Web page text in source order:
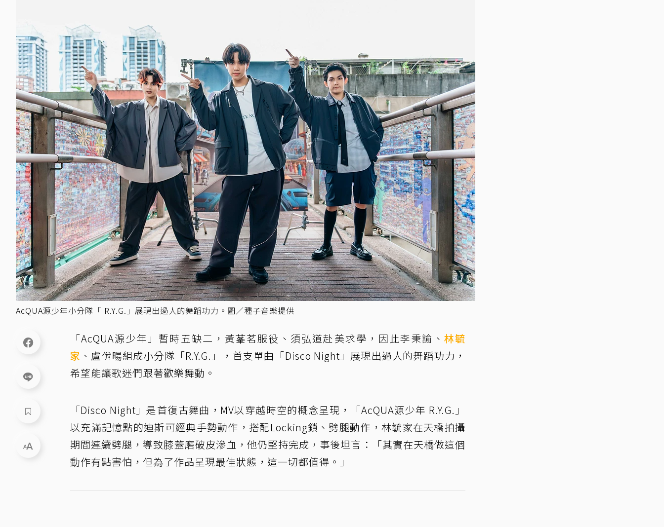
AcQUA源少年小分隊「 R.Y.G.」展現出過人的舞蹈功力。圖／種子音樂提供
「AcQUA源少年」暫時五缺二，黃莑茗服役、須弘道赴美求學，因此李秉諭、 林毓
家 、盧佾暘組成小分隊「R.Y.G.」，首支單曲「Disco Night」展現出過人的舞蹈功力，
希望能讓歌迷們跟著歡樂舞動。
「Disco Night」是首復古舞曲，MV以穿越時空的概念呈現，「AcQUA源少年 R.Y.G.」
以充滿記憶點的迪斯可經典手勢動作，搭配Locking鎖、劈腿動作，林毓家在天橋拍攝
期間連續劈腿，導致膝蓋磨破皮滲血，他仍堅持完成，事後坦言：「其實在天橋做這個
動作有點害怕，但為了作品呈現最佳狀態，這一切都值得。」